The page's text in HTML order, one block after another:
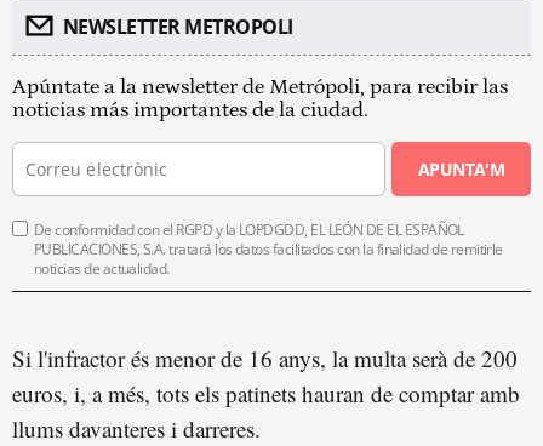
NEWSLETTER METROPOLI
Apúntate a la newsletter de Metrópoli, para recibir las
noticias más importantes de la ciudad.
APUNTA'M
De conformidad con el RGPD y la LOPDGDD, EL LEÓN DE EL ESPAÑOL
PUBLICACIONES, S.A. tratará los datos facilitados con la finalidad de remitirle
noticias de actualidad.
Si l'infractor és menor de 16 anys, la multa serà de 200
euros, i, a més, tots els patinets hauran de comptar amb
llums davanteres i darreres.